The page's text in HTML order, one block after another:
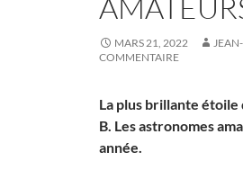
MARS 21, 2022
COMMENTAIRE
La plus brillante étoile
B. Les astronomes
année.